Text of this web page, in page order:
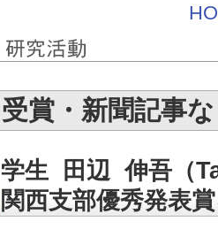
受賞・新聞記事
学生 田辺 伸吾（
関西支部優秀発表